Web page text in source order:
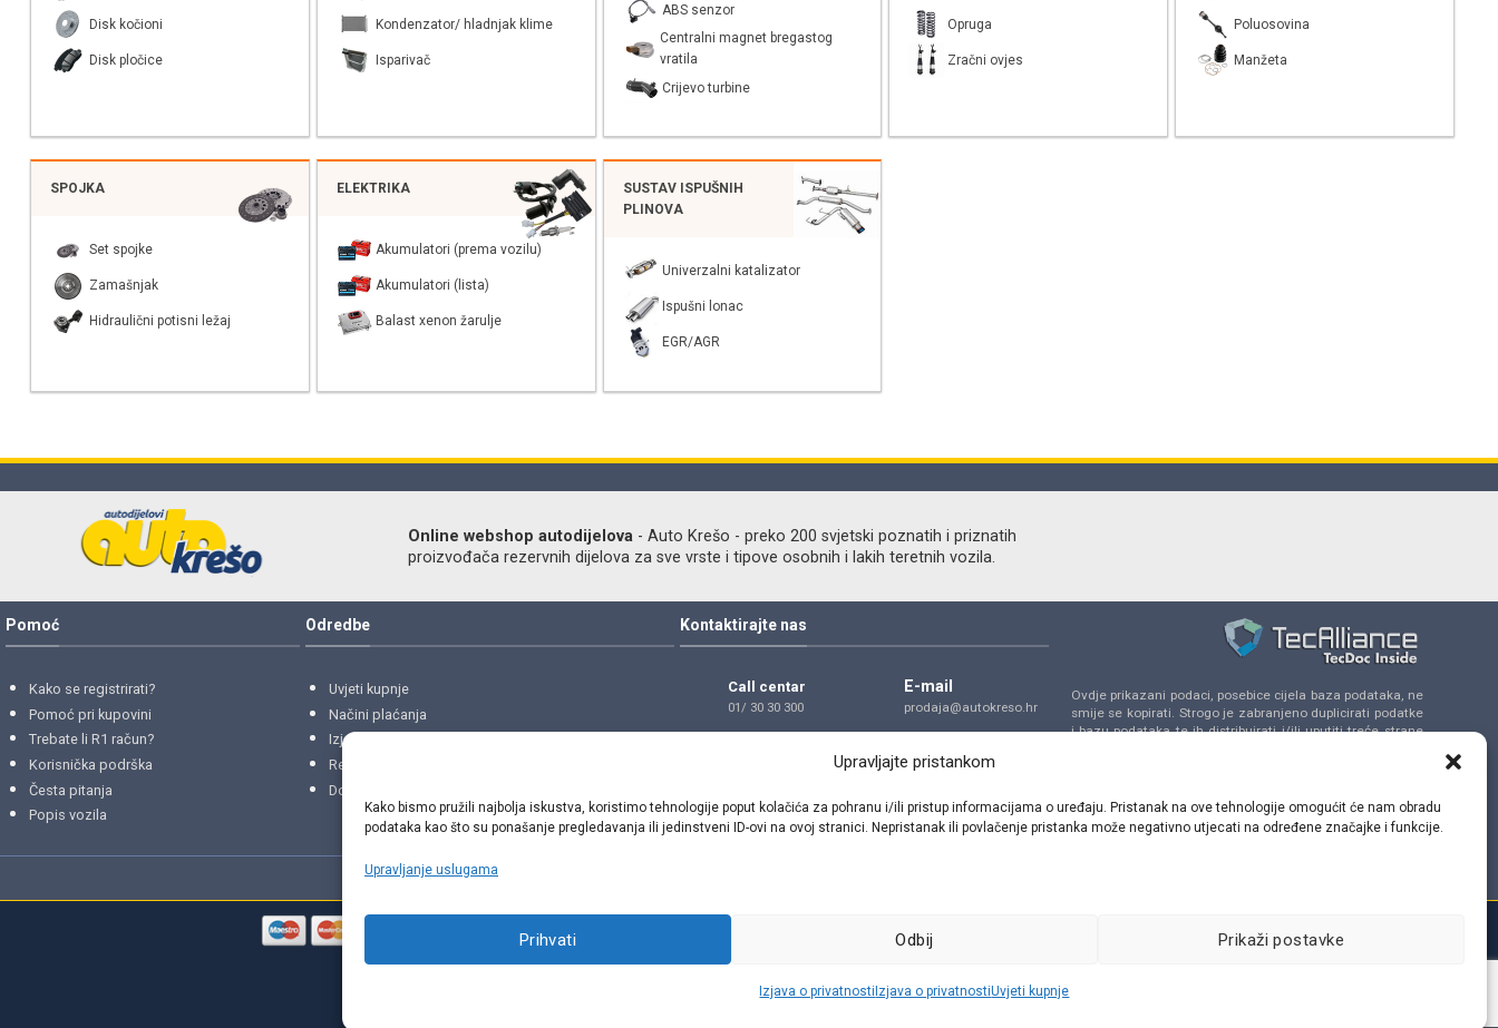
Upravljajte pristankom
Kako bismo pružili najbolja iskustva, koristimo tehnologije poput kolačića za pohranu i/ili pristup informacijama o uređaju. Pristanak na ove tehnologije omogućit će nam obradu
podataka kao što su ponašanje pregledavanja ili jedinstveni ID-ovi na ovoj stranici. Nepristanak ili povlačenje pristanka može negativno utjecati na određene značajke i funkcije.
Upravljanje uslugama
Prihvati Odbij Prikaži postavke
Izjava o privatnosti Izjava o privatnostiUvjeti kupnje
Disk kočioni
Disk pločice
Kondenzator/ hladnjak klime
Isparivač
ABS senzor
Centralni magnet bregastog
vratila
Crijevo turbine
Opruga
Zračni ovjes
Poluosovina
Manžeta
SPOJKA
Set spojke
Zamašnjak
Hidraulični potisni ležaj
ELEKTRIKA
Akumulatori (prema vozilu)
Akumulatori (lista)
Balast xenon žarulje
SUSTAV ISPUŠNIH
PLINOVA
Univerzalni katalizator
Ispušni lonac
EGR/AGR
Online webshop autodijelova - Auto Krešo - preko 200 svjetski poznatih i priznatih
proizvođača rezervnih dijelova za sve vrste i tipove osobnih i lakih teretnih vozila.
Pomoć
Kako se registrirati?
Pomoć pri kupovini
Trebate li R1 račun?
Korisnička podrška
Česta pitanja
Popis vozila
Odredbe
Uvjeti kupnje
Načini plaćanja
Izjava o privatnosti
Reklamacije
Dostava i isporuke
Kontaktirajte nas
Call centar
01/ 30 30 300
E-mail
prodaja@autokreso.hr
Dragutina Golika 14,
Zagreb
Ovdje prikazani podaci, posebice cijela baza podataka, ne
smije se kopirati. Strogo je zabranjeno duplicirati podatke
i bazu podataka te ih distribuirati i/ili uputiti treće strane
Sva prava pridržana © 2021 W.A.O.